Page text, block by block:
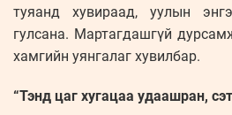
туяанд хувираад, уулын
гулсана. Мартагдашгүй
хамгийн уянгалаг хувилбар.
“Тэнд цаг хугацаа удаашран,